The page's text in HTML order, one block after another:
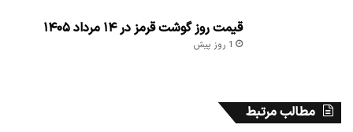
قیمت روز گوشت قرمز در ۱۴ مرداد ۱۴۰۵
1 روز پیش
مطالب مرتبط